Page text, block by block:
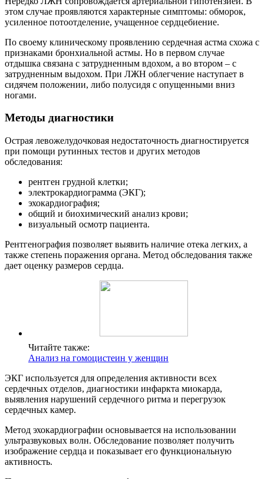
этом случае проявляются характерные симптомы: обморок,
усиленное потоотделение, учащенное сердцебиение.
По своему клиническому проявлению сердечная астма схожа с
признаками бронхиальной астмы. Но в первом случае
отдышка связана с затрудненным вдохом, а во втором – с
затрудненным выдохом. При ЛЖН облегчение наступает в
сидячем положении, либо полусидя с опущенными вниз
ногами.
Методы диагностики
Острая левожелудочковая недостаточность диагностируется
при помощи рутинных тестов и других методов
обследования:
рентген грудной клетки;
электрокардиограмма (ЭКГ);
эхокардиография;
общий и биохимический анализ крови;
визуальный осмотр пациента.
Рентгенография позволяет выявить наличие отека легких, а
также степень поражения органа. Метод обследования также
дает оценку размеров сердца.
Читайте также:
Анализ на гомоцистеин у женщин
ЭКГ используется для определения активности всех
сердечных отделов, диагностики инфаркта миокарда,
выявления нарушений сердечного ритма и перегрузок
сердечных камер.
Метод эхокардиографии основывается на использовании
ультразвуковых волн. Обследование позволяет получить
изображение сердца и показывает его функциональную
активность.